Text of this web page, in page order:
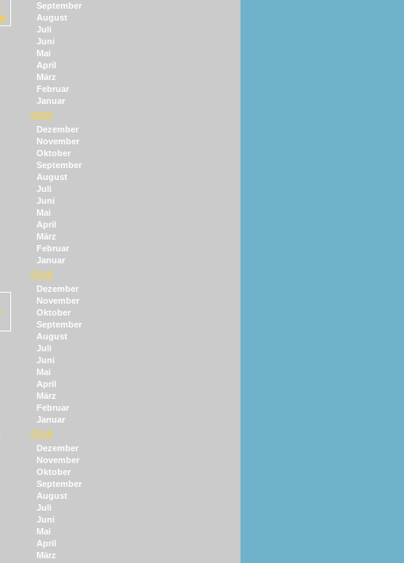
September
August
Juli
Juni
Mai
April
März
Februar
Januar
2020
Dezember
November
Oktober
September
August
Juli
Juni
Mai
April
März
Februar
Januar
2019
Dezember
November
Oktober
September
August
Juli
Juni
Mai
April
März
Februar
Januar
2018
Dezember
November
Oktober
September
August
Juli
Juni
Mai
April
März